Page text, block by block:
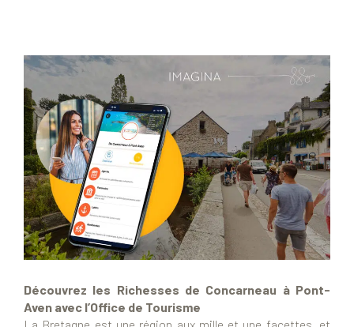
Découvrez les Richesses de Concarneau à Pont-
Aven avec l’Office de Tourisme